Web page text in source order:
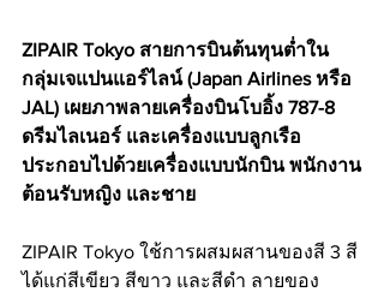
ZIPAIR Tokyo สายการบินต้นทุนต่ำใน
กลุ่มเจแปนแอร์ไลน์ (Japan Airlines หรือ
JAL) เผยภาพลายเครื่องบินโบอิ้ง 787-8
ดรีมไลเนอร์​ และเครื่องแบบลูกเรือ
ประกอบไปด้วยเครื่องแบบนักบิน พนักงาน
ต้อนรับหญิง และชาย
ZIPAIR Tokyo ใช้การผสมผสานของสี 3 สี
ได้แก่สีเขียว สีขาว และสีดำ ลายของ